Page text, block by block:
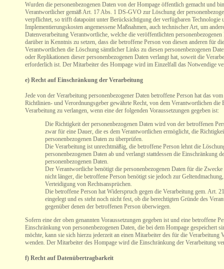
Wurden die personenbezogenen Daten von der Hompage öffentlich gemacht und
Verantwortlicher gemäß Art. 17 Abs. 1 DS-GVO zur Löschung der
verpflichtet, so trifft datapoint unter Berücksichtigung der verfügbaren Technologie
Implementierungskosten angemessene Maßnahmen, auch technischer Art, um
Datenverarbeitung Verantwortliche, welche die veröffentlichten personenbezogenen
darüber in Kenntnis zu setzen, dass die betroffene Person von diesen anderen für
Verantwortlichen die Löschung sämtlicher Links zu diesen personenbezogenen
oder Replikationen dieser personenbezogenen Daten verlangt hat, soweit die
erforderlich ist. Der Mitarbeiter des Hompage wird im Einzelfall das Notwendige
e) Recht auf Einschränkung der Verarbeitung
Jede von der Verarbeitung personenbezogener Daten betroffene Person hat das
Richtlinien- und Verordnungsgeber gewährte Recht, von dem Verantwortlichen die
Verarbeitung zu verlangen, wenn eine der folgenden Voraussetzungen gegeben ist:
Die Richtigkeit der personenbezogenen Daten wird von der betroffenen
zwar für eine Dauer, die es dem Verantwortlichen ermöglicht, die
personenbezogenen Daten zu überprüfen.
Die Verarbeitung ist unrechtmäßig, die betroffene Person lehnt die
personenbezogenen Daten ab und verlangt stattdessen die Einschränkung
personenbezogenen Daten.
Der Verantwortliche benötigt die personenbezogenen Daten für die
nicht länger, die betroffene Person benötigt sie jedoch zur
Verteidigung von Rechtsansprüchen.
Die betroffene Person hat Widerspruch gegen die Verarbeitung gem. Art.
eingelegt und es steht noch nicht fest, ob die berechtigten Gründe des
gegenüber denen der betroffenen Person überwiegen.
Sofern eine der oben genannten Voraussetzungen gegeben ist und eine betroffene
Einschränkung von personenbezogenen Daten, die bei dem Hompage gespeichert
möchte, kann sie sich hierzu jederzeit an einen Mitarbeiter des für die Verarbeitung
wenden. Der Mitarbeiter des Hompage wird die Einschränkung der Verarbeitung
f) Recht auf Datenübertragbarkeit